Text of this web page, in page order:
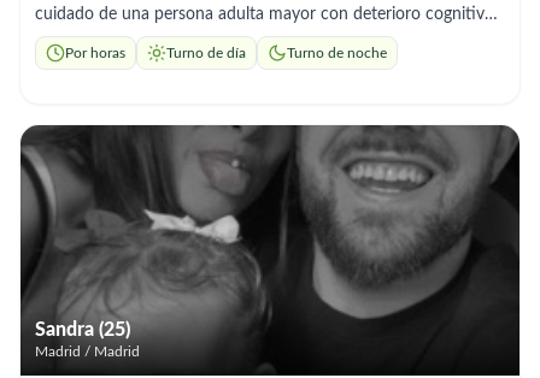
cuidado de una persona adulta mayor con deterioro cognitivo
(Alzheimer), brindando acompañamiento y apoyo en sus
actividades diarias. Ofrezco un trato respetuoso, cálido y
Preparación de comidas sencillas - Recordatorio de medicación
según indicaciones médicas - Actividades suaves de
estimulación y conversación - Paseos tranquilos y compañía
afectiva - Apoyo en tareas ligeras del hogar relacionadas con el
cuidado. Me caracterizo por mi empatía y compromiso. Mi
objetivo es brindar no solo asistencia, sino también compañía
sincera, generando confianza y tranquilidad para la familia.
Por horas Turno de día Turno de noche
Sandra (25)
Madrid / Madrid